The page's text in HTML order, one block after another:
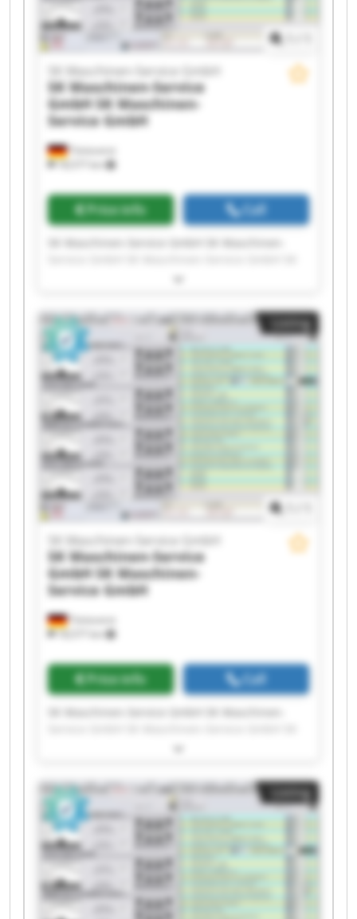
Tönisvorst
18,577 km
SK Maschinen-Service GmbH
SK Maschinen-Service
GmbH SK Maschinen-
Service GmbH
Price info Call
Maschinen-Service GmbH SK Maschinen-Service
Maschinen-Service GmbH SK Maschinen-Service
GmbH SK Maschinen-Service GmbH SK
Maschinen-Service GmbH SK Maschinen-Service
GmbH SK Maschinen-Service GmbH SK
Maschinen-Service GmbH SK Maschinen-Service
GmbH SK Maschinen-Service GmbH SK
Maschinen-Service GmbH SK Maschinen-Service
GmbH SK Maschinen-Service GmbH SK
Maschinen-Service GmbH SK Maschinen-Service
GmbH
Listing
Tönisvorst
18,577 km
SK Maschinen-Service GmbH
SK Maschinen-Service
GmbH SK Maschinen-
Service GmbH
Price info Call
Maschinen-Service GmbH SK Maschinen-Service
Maschinen-Service GmbH SK Maschinen-Service
GmbH SK Maschinen-Service GmbH SK
Maschinen-Service GmbH SK Maschinen-Service
GmbH SK Maschinen-Service GmbH SK
Maschinen-Service GmbH SK Maschinen-Service
GmbH SK Maschinen-Service GmbH SK
Maschinen-Service GmbH SK Maschinen-Service
GmbH SK Maschinen-Service GmbH SK
Maschinen-Service GmbH SK Maschinen-Service
Listing